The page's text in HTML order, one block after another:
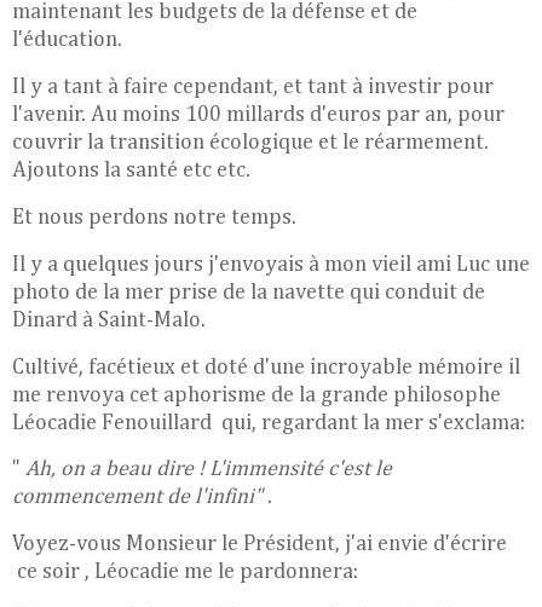
maintenant les budgets de la défense et de
l'éducation.
Il y a tant à faire cependant, et tant à investir pour
l'avenir. Au moins 100 millards d'euros par an, pour
couvrir la transition écologique et le réarmement.
Ajoutons la santé etc etc.
Et nous perdons notre temps.
Il y a quelques jours j'envoyais à mon vieil ami Luc une
photo de la mer prise de la navette qui conduit de
Dinard à Saint-Malo.
Cultivé, facétieux et doté d'une incroyable mémoire il
me renvoya cet aphorisme de la grande philosophe
Léocadie Fenouillard qui, regardant la mer s'exclama:
" Ah, on a beau dire ! L'immensité c'est le
commencement de l'infini".
Voyez-vous Monsieur le Président, j'ai envie d'écrire
ce soir , Léocadie me le pardonnera: